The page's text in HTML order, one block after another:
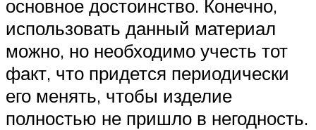
основное достоинство. Конечно,
использовать данный материал
можно, но необходимо учесть тот
факт, что придется периодически
его менять, чтобы изделие
полностью не пришло в негодность.